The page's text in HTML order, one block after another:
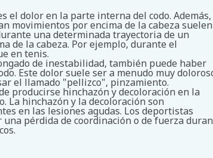
el dolor en la parte interna del codo. Además,
movimientos por encima de la cabeza suelen
una determinada trayectoria de un
de la cabeza. Por ejemplo, durante el
en tenis.
de inestabilidad, también puede haber
Este dolor suele ser a menudo muy
el llamado "pellizco", pinzamiento.
producirse hinchazón y decoloración en la
La hinchazón y la decoloración son
en las lesiones agudas. Los deportistas
pérdida de coordinación o de fuerza